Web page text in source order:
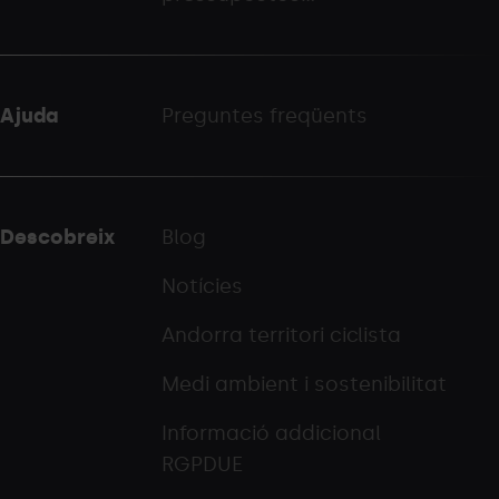
Ajuda Preguntes freqüents
Descobreix
Blog
Notícies
Andorra territori ciclista
Medi ambient i sostenibilitat
Informació addicional
RGPDUE